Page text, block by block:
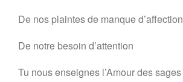
De nos plaintes de manque d’affection
De notre besoin d’attention
Tu nous enseignes l’Amour des sages